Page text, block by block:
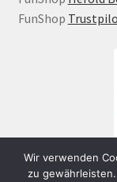
FunShop
Wir verwenden
zu